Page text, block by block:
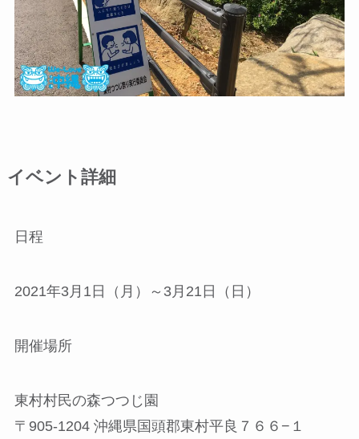
イベント詳細
日程
2021年3月1日（月）～3月21日（日）
開催場所
東村村民の森つつじ園
〒905-1204 沖縄県国頭郡東村平良７６６−１